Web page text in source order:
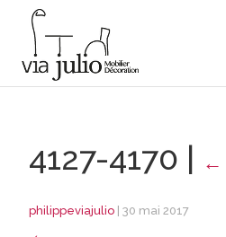
4127-4170 | ←
philippeviajulio 30 mai 2017